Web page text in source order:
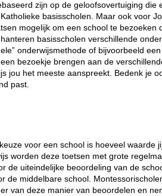
zijn op de geloofsovertuiging die
basisscholen. Maar ook voor
mogelijk om een school te bezoeken
basisscholen verschillende
onderwijsmethode of bijvoorbeeld
bezoekje brengen aan de
jou het meeste aanspreekt. Bedenk je
past.
voor een school is hoeveel waarde
worden deze toetsen met grote
de uiteindelijke beoordeling van de
de middelbare school.
van deze manier van beoordelen en